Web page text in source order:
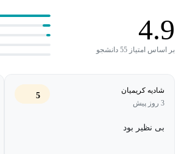
4.9
بر اساس امتیاز 55 دانشجو
شادیه کریمیان
3 روز پیش
5
بی نظیر بود